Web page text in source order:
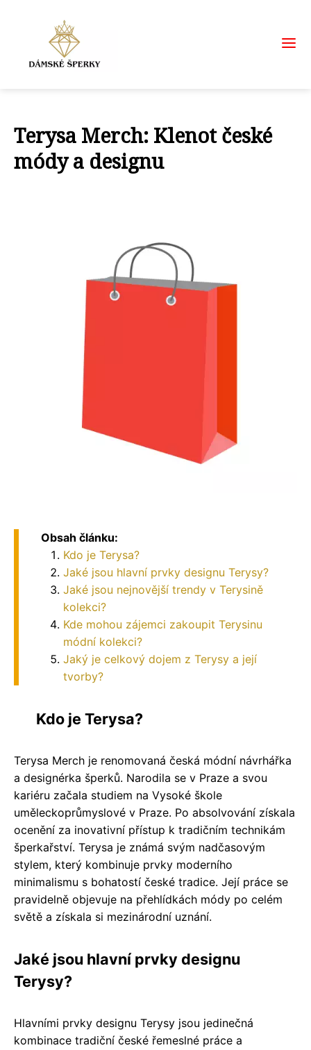
Terysa Merch: Klenot české
módy a designu
Obsah článku:
Kdo je Terysa?
Jaké jsou hlavní prvky designu Terysy?
Jaké jsou nejnovější trendy v Terysině
kolekci?
Kde mohou zájemci zakoupit Terysinu
módní kolekci?
Jaký je celkový dojem z Terysy a její
tvorby?
Kdo je Terysa?
Terysa Merch je renomovaná česká módní návrhářka
a designérka šperků. Narodila se v Praze a svou
kariéru začala studiem na Vysoké škole
uměleckoprůmyslové v Praze. Po absolvování získala
ocenění za inovativní přístup k tradičním technikám
šperkařství. Terysa je známá svým nadčasovým
stylem, který kombinuje prvky moderního
minimalismu s bohatostí české tradice. Její práce se
pravidelně objevuje na přehlídkách módy po celém
světě a získala si mezinárodní uznání.
Jaké jsou hlavní prvky designu
Terysy?
Hlavními prvky designu Terysy jsou jedinečná
kombinace tradiční české řemeslné práce a